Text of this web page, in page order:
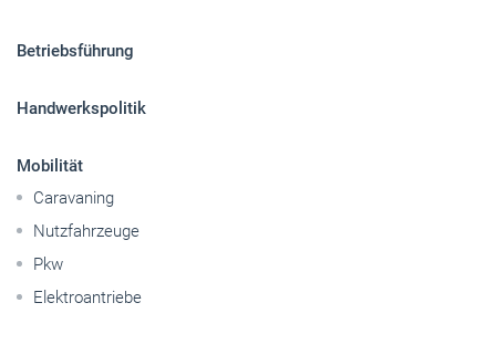
Betriebsführung
Handwerkspolitik
Mobilität
Caravaning
Nutzfahrzeuge
Pkw
Elektroantriebe